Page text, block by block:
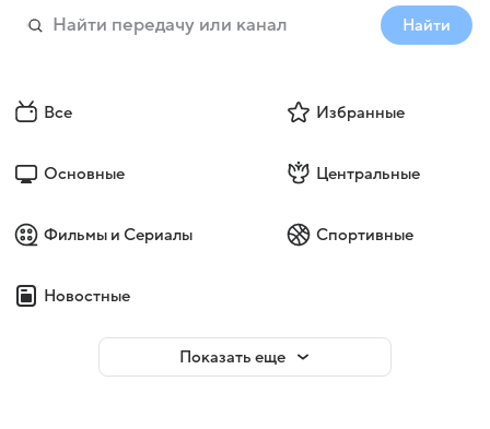
Найти
Все Избранные
Основные Центральные
Фильмы и Сериалы Спортивные
Новостные
Показать еще